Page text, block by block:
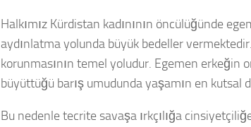
Halkımız Kürdistan kadınının öncülüğünde
aydınlatma yolunda büyük bedeller
korunmasının temel yoludur. Egemen erkeğin
büyüttüğü barış umudunda yaşamın en kutsal
Bu nedenle tecrite savaşa ırkçılığa